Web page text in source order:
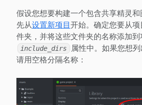
假设您想要构建一个包含共享精灵
先从设置新项目开始。确定您要从
件夹，并将这些文件夹的名称添加
include_dirs
属性中。如果您想
请用空格分隔名称：